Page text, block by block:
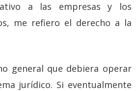
a las empresas y los
me refiero el derecho a la
general que debiera operar
jurídico. Si eventualmente